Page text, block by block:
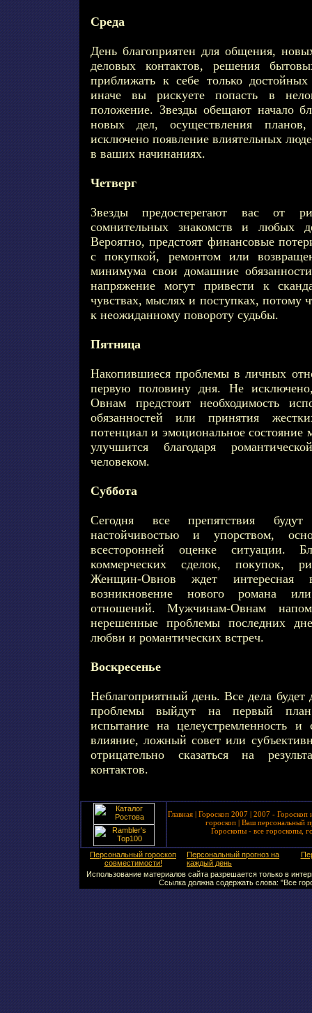
Среда
День благоприятен для общения,
деловых контактов, решения
приближать к себе только
иначе вы рискуете попасть в
положение. Звезды обещают начало
новых дел, осуществления
исключено появление влиятельных
в ваших начинаниях.
Четверг
Звезды предостерегают вас от
сомнительных знакомств и любых
Вероятно, предстоят финансовые
с покупкой, ремонтом или
минимума свои домашние
напряжение могут привести к
чувствах, мыслях и поступках, потому
к неожиданному повороту судьбы.
Пятница
Накопившиеся проблемы в личных
первую половину дня. Не
Овнам предстоит необходимость
обязанностей или принятия
потенциал и эмоциональное
улучшится благодаря
человеком.
Суббота
Сегодня все препятствия будут
настойчивостью и упорством,
всесторонней оценке ситуации.
коммерческих сделок, покупок,
Женщин-Овнов ждет интересная
возникновение нового романа
отношений. Мужчинам-Овнам
нерешенные проблемы последних
любви и романтических встреч.
Воскресенье
Неблагоприятный день. Все дела будет
проблемы выйдут на первый
испытание на целеустремленность и
влияние, ложный совет или
отрицательно сказаться на
контактов.
Главная | Гороскоп 2007 | 2007 - Гороскоп
гороскоп| Ваш персональный
Гороскопы - все гороскопы,
Персональный гороскоп
совместимости!
Персональный прогноз на
каждый день
Использование материалов сайта разрешается только в
Ссылка должна содержать слова: "Все